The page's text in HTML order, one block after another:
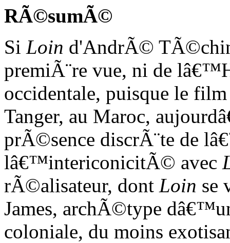
RÃ©sumÃ©
Si Loin d'AndrÃ©
premiÃ¨re vue, ni de
occidentale, puisque le
Tanger, au Maroc,
prÃ©sence discrÃ¨te de
lâ€™intericonicitÃ© avec
rÃ©alisateur, dont Loin se
James, archÃ©type
coloniale, du moins